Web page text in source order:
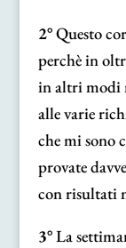
2°Questo
perchè in
in altri modi
alle varie
che mi sono
provate
con risultati
3°La